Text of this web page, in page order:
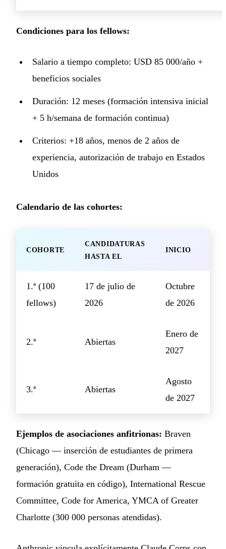
Condiciones para los fellows:
Salario a tiempo completo: USD 85 000/año +
beneficios sociales
Duración: 12 meses (formación intensiva inicial
+ 5 h/semana de formación continua)
Criterios: +18 años, menos de 2 años de
experiencia, autorización de trabajo en Estados
Unidos
Calendario de las cohortes:
COHORTE
CANDIDATURAS
HASTA EL
INICIO
1.ª (100
fellows)
17 de julio de
2026
Octubre
de 2026
2.ª Abiertas
Enero de
2027
3.ª Abiertas
Agosto
de 2027
Ejemplos de asociaciones anfitrionas: Braven
(Chicago — inserción de estudiantes de primera
generación), Code the Dream (Durham —
formación gratuita en código), International Rescue
Committee, Code for America, YMCA of Greater
Charlotte (300 000 personas atendidas).